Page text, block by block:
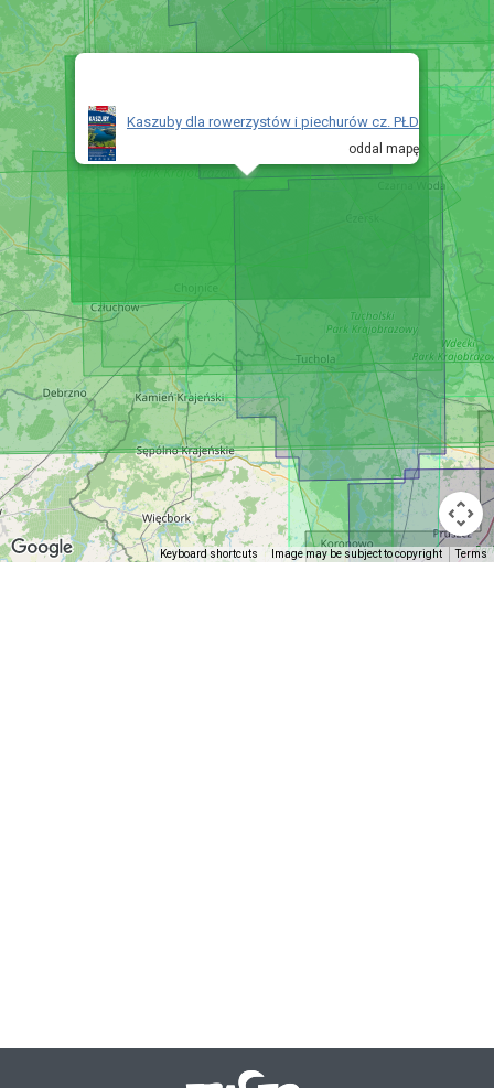
Kaszuby dla rowerzystów i piechurów cz. PŁD
oddal mapę
Keyboard shortcuts Image may be subject to copyright Terms